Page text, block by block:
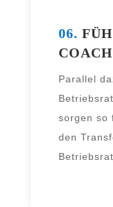
06.
Parallel
sor­gen so
den